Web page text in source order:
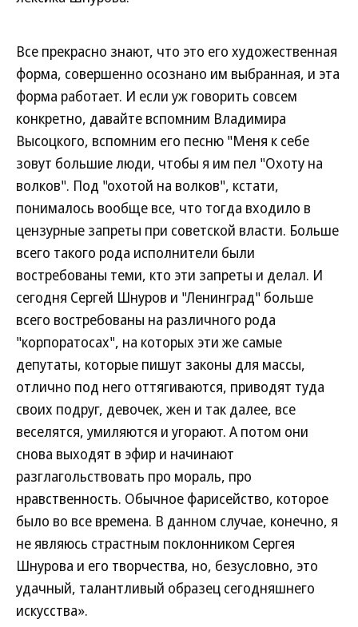
Все прекрасно знают, что это его художественная
форма, совершенно осознано им выбранная, и эта
форма работает. И если уж говорить совсем
конкретно, давайте вспомним Владимира
Высоцкого, вспомним его песню "Меня к себе
зовут большие люди, чтобы я им пел "Охоту на
волков". Под "охотой на волков", кстати,
понималось вообще все, что тогда входило в
цензурные запреты при советской власти. Больше
всего такого рода исполнители были
востребованы теми, кто эти запреты и делал. И
сегодня Сергей Шнуров и "Ленинград" больше
всего востребованы на различного рода
"корпоратосах", на которых эти же самые
депутаты, которые пишут законы для массы,
отлично под него оттягиваются, приводят туда
своих подруг, девочек, жен и так далее, все
веселятся, умиляются и угорают. А потом они
снова выходят в эфир и начинают
разглагольствовать про мораль, про
нравственность. Обычное фарисейство, которое
было во все времена. В данном случае, конечно, я
не являюсь страстным поклонником Сергея
Шнурова и его творчества, но, безусловно, это
удачный, талантливый образец сегодняшнего
искусства».